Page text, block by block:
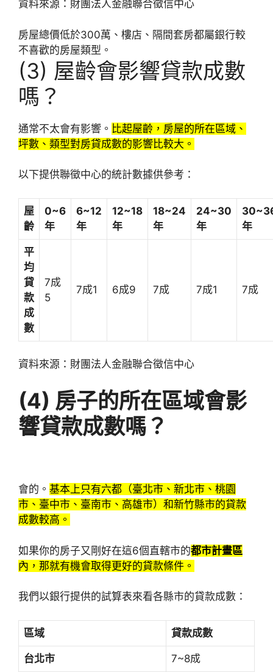
資料來源：財團法人金融聯合徵信中心
房屋總價低於300萬、樓店、隔間套房都屬銀行較
不喜歡的房屋類型。
(3) 屋齡會影響貸款成數
嗎？
通常不太會有影響。 比起屋齡，房屋的所在區域、
坪數、類型對房貸成數的影響比較大。
以下提供聯徵中心的統計數據供參考：
屋
齡
0~6
年
6~12
年
12~18
年
18~24
年
24~30
年
年
平
均
貸
款
成
數
7成
5
7成1 6成9 7成 7成1 7成
資料來源：財團法人金融聯合徵信中心
(4) 房子的所在區域會影
響貸款成數嗎？
會的。 基本上只有六都（臺北市、新北市、桃園
市、臺中市、臺南市、高雄市）和新竹縣市的貸款
成數較高。
如果你的房子又剛好在這6個直轄市的都市計畫區
內，那就有機會取得更好的貸款條件。
我們以銀行提供的試算表來看各縣市的貸款成數：
區域 貸款成數
台北市 7~8成